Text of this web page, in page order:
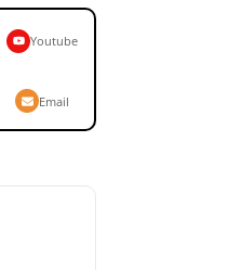
Youtube
Email